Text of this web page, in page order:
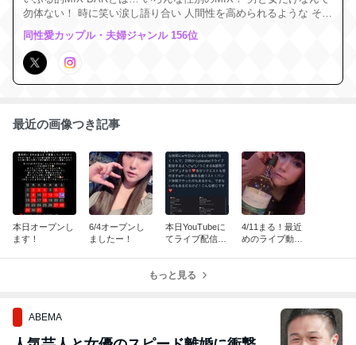
勿体ない！ 時に笑い涙し語り合い 人間性を高められるような そん
な場所になればと。 憩いの場になれたら 本望です＼(^ω^)／ 成長
日記とでも言いましょうか。 大阪千日前
同性愛カップル・夫婦ジャンル 156位
最近の画像つき記事
本日オープンし
ます！
6/4オープンし
ましたー！
本日YouTubeに
てライブ配信し
4/11まる！最近
めのライブ動画
もっと見る
ABEMA